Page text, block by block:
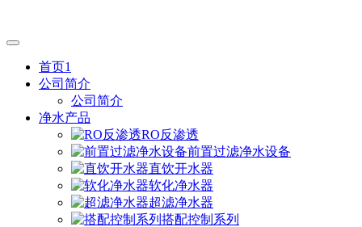
首页1
公司简介
公司简介
净水产品
RO反渗透
前置过滤净水设备
直饮开水器
软化净水器
超滤净水器
搭配控制系列